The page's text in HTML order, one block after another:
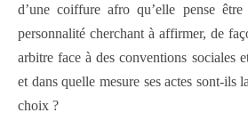
d’une coiffure afro qu’elle pense
personnalité cherchant à affirmer, de
arbitre face à des conventions sociales
et dans quelle mesure ses actes sont-ils
choix ?